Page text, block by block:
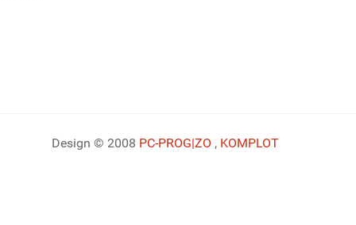
Design © 2008 PC-PROG|ZO , KOMPLOT